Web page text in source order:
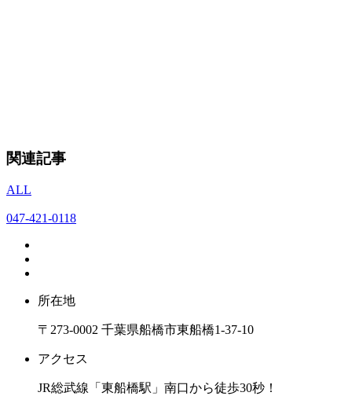
関連記事
ALL
047-421-0118
所在地
〒273-0002 千葉県船橋市東船橋1-37-10
アクセス
JR総武線「東船橋駅」南口から徒歩30秒！